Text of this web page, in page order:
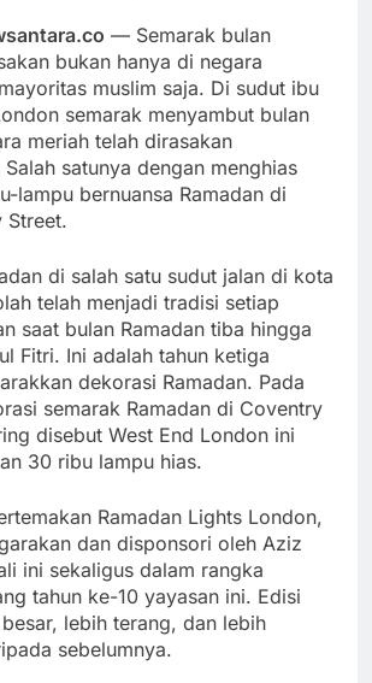
— Semarak bulan
bukan hanya di negara
muslim saja. Di sudut ibu
semarak menyambut bulan
meriah telah dirasakan
satunya dengan menghias
lampu bernuansa Ramadan di
Street.
di salah satu sudut jalan di kota
telah menjadi tradisi setiap
saat bulan Ramadan tiba hingga
Fitri. Ini adalah tahun ketiga
dekorasi Ramadan. Pada
semarak Ramadan di Coventry
disebut West End London ini
30 ribu lampu hias.
Ramadan Lights London,
dan disponsori oleh Aziz
ini sekaligus dalam rangka
tahun ke-10 yayasan ini. Edisi
lebih terang, dan lebih
sebelumnya.